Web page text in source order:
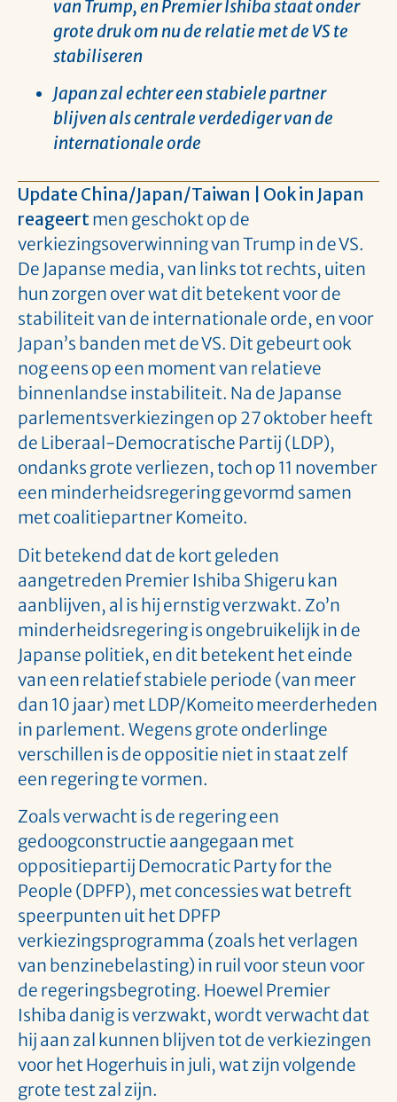
van Trump, en Premier Ishiba staat onder
grote druk om nu de relatie met de VS te
stabiliseren
Japan zal echter een stabiele partner
blijven als centrale verdediger van de
internationale orde
Update China/Japan/Taiwan |
Ook in Japan
reageertmen geschokt op de
verkiezingsoverwinning van Trump in de VS.
De Japanse media, van links tot rechts, uiten
hun zorgen over wat dit betekent voor de
stabiliteit van de internationale orde, en voor
Japan’s banden met de VS. Dit gebeurt ook
nog eens op een moment van relatieve
binnenlandse instabiliteit. Na de Japanse
parlementsverkiezingen op 27 oktober heeft
de Liberaal-Democratische Partij (LDP),
ondanks grote verliezen, toch op 11 november
een minderheidsregering gevormd samen
met coalitiepartner Komeito.
Dit betekend dat de kort geleden
aangetreden Premier Ishiba Shigeru kan
aanblijven, al is hij ernstig verzwakt. Zo’n
minderheidsregering is ongebruikelijk in de
Japanse politiek, en dit betekent het einde
van een relatief stabiele periode (van meer
dan 10 jaar) met LDP/Komeito meerderheden
in parlement. Wegens grote onderlinge
verschillen is de oppositie niet in staat zelf
een regering te vormen.
Zoals verwacht is de regering een
gedoogconstructie aangegaan met
oppositiepartij Democratic Party for the
People (DPFP), met concessies wat betreft
speerpunten uit het DPFP
verkiezingsprogramma (zoals het verlagen
van benzinebelasting) in ruil voor steun voor
de regeringsbegroting. Hoewel Premier
Ishiba danig is verzwakt, wordt verwacht dat
hij aan zal kunnen blijven tot de verkiezingen
voor het Hogerhuis in juli, wat zijn volgende
grote test zal zijn.